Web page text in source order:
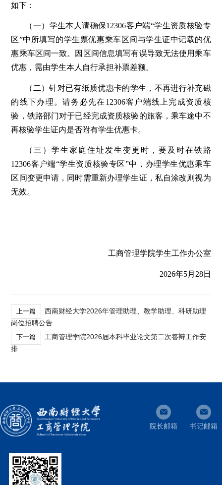
如下：
（一）学生本人请确保12306客户端“学生资质核验专
区”中所填写的学生票优惠乘车区间与学生证中记载的优
惠乘车区间一致。因区间信息填写有误导致无法使用乘车
优惠，需由学生本人自行承担补票差额。
（二）针对已有纸质优惠卡的学生，不再进行补充磁
的线下办理。请务必先在12306客户端线上完成资质核
验，铁路部门对于已经完成资质核验的旅客，乘车途中不
再核验学生证内是否附有学生优惠卡。
（三）学生家庭住址发生变更时，要及时在铁路
12306客户端“学生资质核验专区”中，办理学生优惠乘车
区间变更申请，同时需重新办理学生证，私自涂改则视为
无效。
工商管理学院学生工作办公室
2026年5月28日
上一篇
西南财经大学2026年管理助理、教学助理、科研助理
岗位招聘公告
下一篇
工商管理学院2026届本科毕业论文第二次答辩工作安
排
院长邮箱 书记邮箱